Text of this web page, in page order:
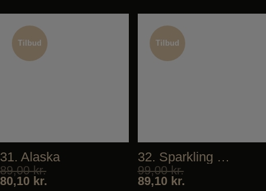
Tilbud
Tilbud
31. Alaska
89,00kr.
80,10 kr.
Tilbud
Tilbud
32. Sparkling Tuna
99,00kr.
89,10 kr.